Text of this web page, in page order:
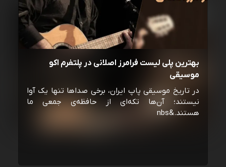
بهترین پلی لیست فرامرز اصلانی در پلتفرم اکو
موسیقی
در تاریخ موسیقی پاپ ایران، برخی صداها تنها یک آوا
نیستند؛ آن‌ها تکه‌ای از حافظه‌ی جمعی ما
هستند.&nbs